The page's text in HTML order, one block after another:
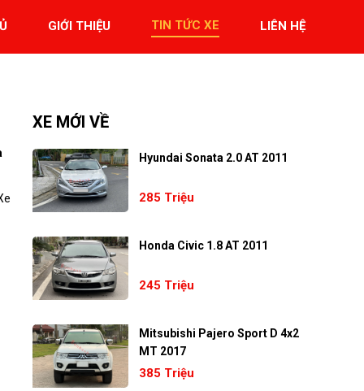
GIỚI THIỆU TIN TỨC XE LIÊN HỆ
XE MỚI VỀ
Hyundai Sonata 2.0 AT 2011
285 Triệu
Honda Civic 1.8 AT 2011
245 Triệu
Mitsubishi Pajero Sport D 4x2
MT 2017
385 Triệu